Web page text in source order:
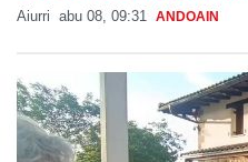
Aiurri abu 08, 09:31 ANDOAIN